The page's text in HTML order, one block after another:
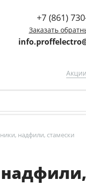
+7 (861)
Заказать
Акции
надфили, стамески